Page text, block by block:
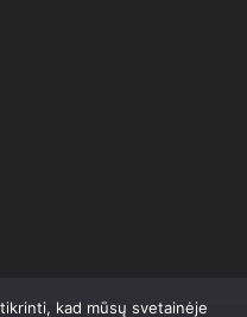
kad mūsų svetainėje